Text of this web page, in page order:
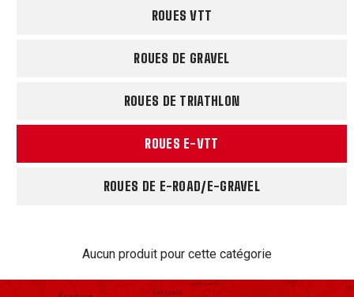
ROUES VTT
ROUES DE GRAVEL
ROUES DE TRIATHLON
ROUES E-VTT
ROUES DE E-ROAD/E-GRAVEL
Aucun produit pour cette catégorie